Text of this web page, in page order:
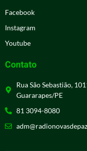
Facebook
Instagram
Youtube
Contato
Rua São Sebastião,
Guararapes/PE
81 3094-8080